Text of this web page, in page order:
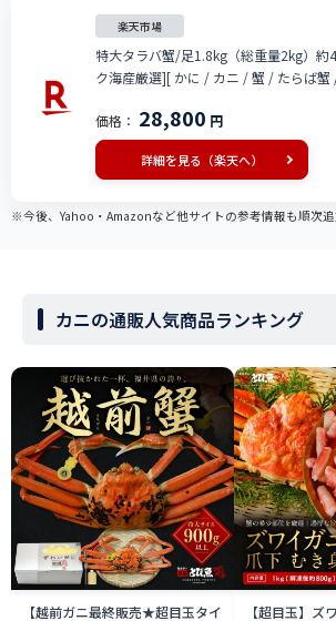
楽天市場
特大タラバ蟹/足1.8kg（総重量2kg）約
ク海産厳選][ かに / カニ / 蟹 / たらば
価格： 28,800 円
詳細を見る（楽天へ）
※今後、Yahoo・Amazonなど他サイトの参考情報も順次追
カニの通販人気商品ランキング
【越前ガニ最終販売★超目玉タイ
【超目玉】ズ